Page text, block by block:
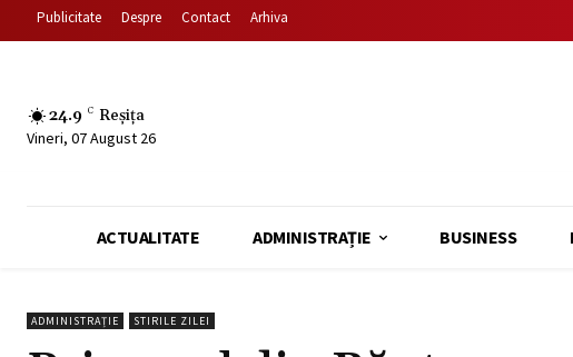
Publicitate Despre Contact Arhiva
24.9 C Reșița
Vineri, 07 August 26
ACTUALITATE ADMINISTRAȚIE BUSINESS
ADMINISTRAȚIE STIRILE ZILEI